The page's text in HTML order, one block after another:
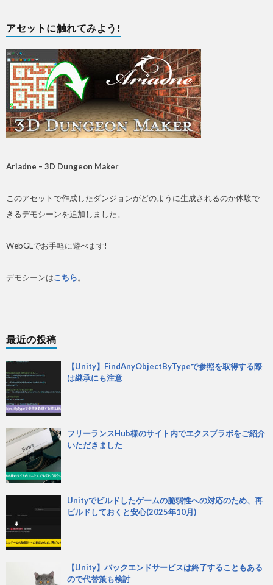
アセットに触れてみよう!
Ariadne – 3D Dungeon Maker
このアセットで作成したダンジョンがどのように生成されるのか体験で
きるデモシーンを追加しました。
WebGLでお手軽に遊べます!
デモシーンはこちら。
最近の投稿
【Unity】FindAnyObjectByTypeで参照を取得する際
は継承にも注意
フリーランスHub様のサイト内でエクスプラボをご紹介
いただきました
Unityでビルドしたゲームの脆弱性への対応のため、再
ビルドしておくと安心(2025年10月)
【Unity】バックエンドサービスは終了することもある
ので代替策も検討